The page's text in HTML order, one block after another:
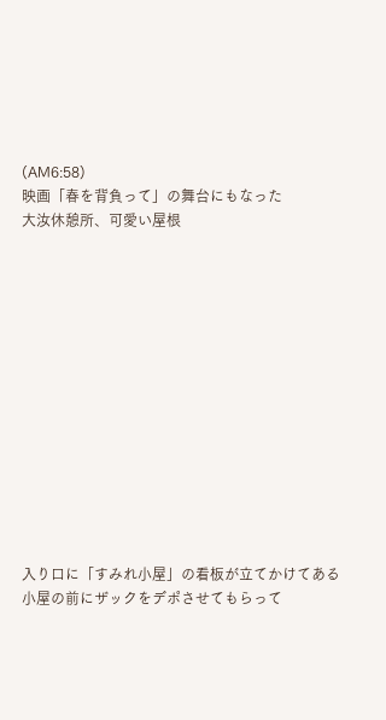
(AM6:58)
映画「春を背負って」の舞台にもなった
大汝休憩所、可愛い屋根
入り口に「すみれ小屋」の看板が立てかけてある
小屋の前にザックをデポさせてもらって